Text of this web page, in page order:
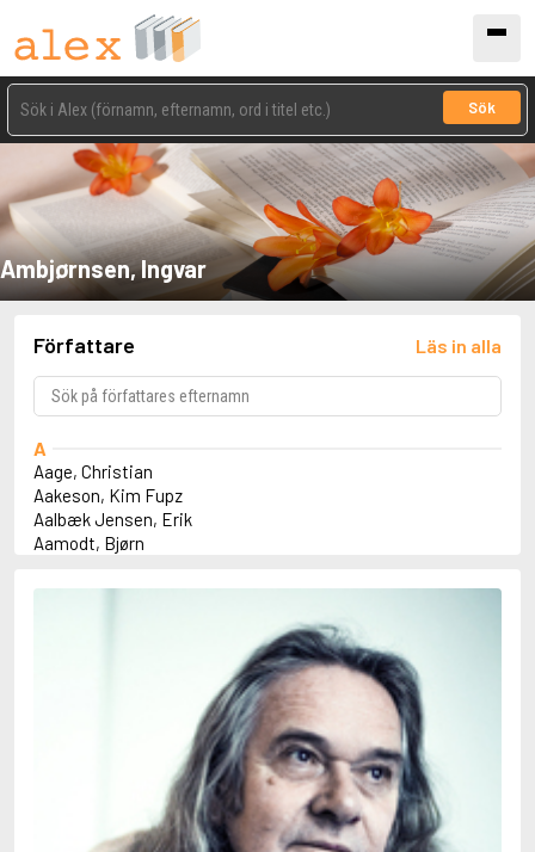
Sök
Ambjørnsen, Ingvar
Författare Läs in alla
A
Aage, Christian
Aakeson, Kim Fupz
Aalbæk Jensen, Erik
Aamodt, Bjørn
Abbey, Kieran
Abish, Walter